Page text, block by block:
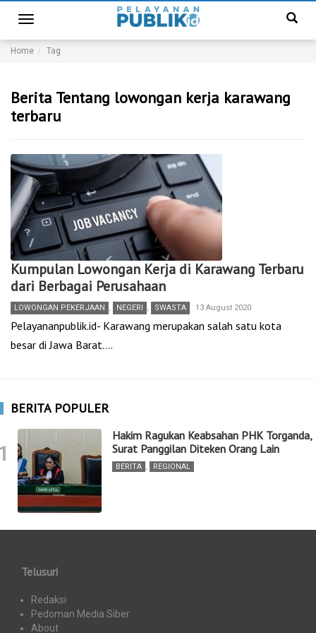
Toggle
navigation
Home Tag
Berita Tentang lowongan kerja karawang
terbaru
Kumpulan Lowongan Kerja di Karawang Terbaru
dari Berbagai Perusahaan
LOWONGAN PEKERJAAN , NEGERI , SWASTA 13 August 2020
Pelayananpublik.id- Karawang merupakan salah satu kota
besar di Jawa Barat.…
BERITA POPULER
Hakim Ragukan Keabsahan PHK Torganda,
Surat Panggilan Diteken Orang Lain
BERITA , REGIONAL
Telusuri
Redaksi
Pedoman Media Siber
About